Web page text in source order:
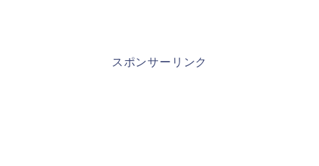
スポンサーリンク